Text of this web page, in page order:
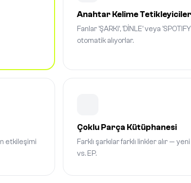
Anahtar Kelime
Fanlar 'ŞARKI', 'DİNLE' veya
otomatik alıyorlar.
etkileşimi
Çoklu Parça Kütüphanesi
Farklı şarkılar farklı linkler alır —
vs. EP.